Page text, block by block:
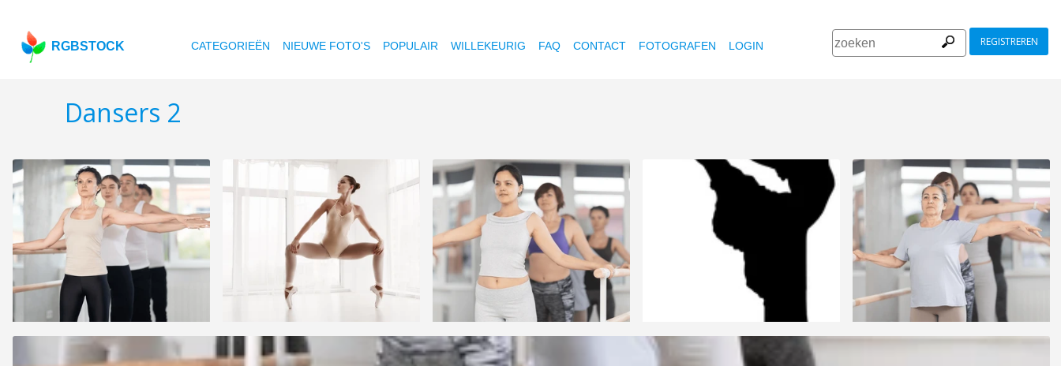
RGBSTOCK CATEGORIEËN NIEUWE FOTO'S POPULAIR WILLEKEURIG FAQ CONTACT FOTOGRAFEN LOGIN REGISTREREN
Dansers 2